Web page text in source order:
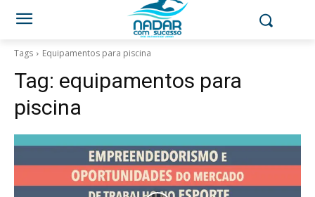
Tags Equipamentos para piscina
Tag: equipamentos para
piscina